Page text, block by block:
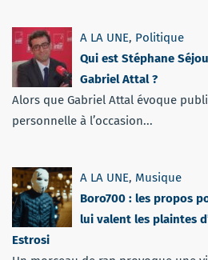
A LA UNE, Politique
Qui est Stéphane
Gabriel Attal ?
Alors que Gabriel Attal évoque
personnelle à l’occasion...
A LA UNE, Musique
Boro700 : les propos
lui valent les plaintes
Estrosi